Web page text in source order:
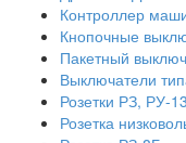
Контроллер
Кнопочные
Пакетный
Выключатели
Розетки РЗ, РУ-
Розетка